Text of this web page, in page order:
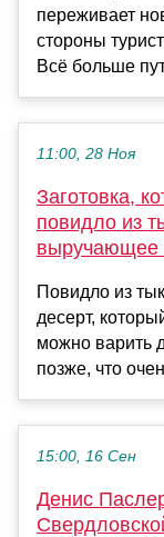
переживает
стороны
Всё больше
11:00, 28 Ноя
Заготовка,
повидло из
выручающее
Повидло из
десерт,
можно варить
позже, что
15:00, 16 Сен
Денис